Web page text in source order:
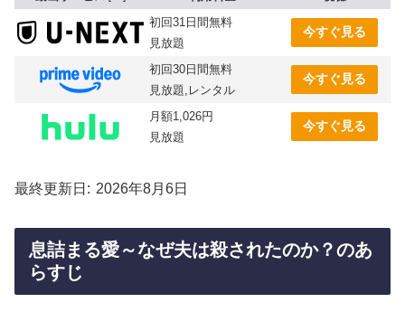
初回31日間無料
見放題
今すぐ見る
初回30日間無料
見放題,レンタル
今すぐ見る
月額1,026円
見放題
今すぐ見る
最終更新日 2026年8月6日
息詰まる愛～なぜ夫は殺されたのか？のあ
らすじ